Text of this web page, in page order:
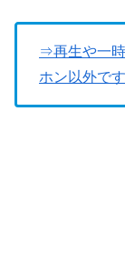
⇒再生や一
ホン以外で